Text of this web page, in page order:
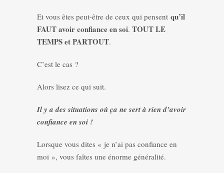
Et vous êtes peut-être de ceux qui pensent qu’il
FAUT avoir confiance en soi. TOUT LE
TEMPS et PARTOUT.
C’est le cas ?
Alors lisez ce qui suit.
Il y a des situations où ça ne sert à rien d’avoir
confiance en soi !
Lorsque vous dites « je n’ai pas confiance en
moi », vous faîtes une énorme généralité.